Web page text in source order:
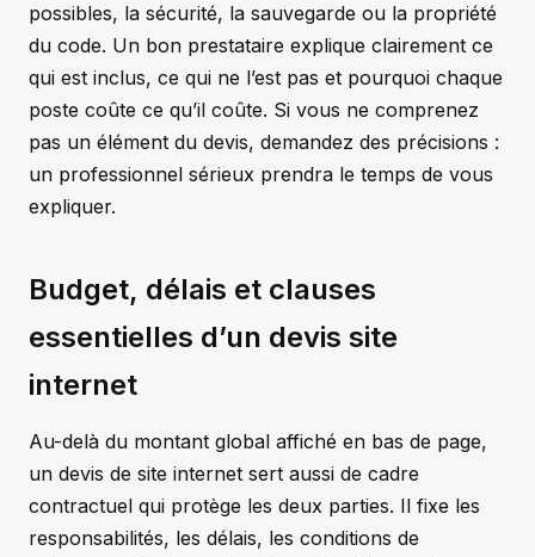
possibles, la sécurité, la sauvegarde ou la propriété
du code. Un bon prestataire explique clairement ce
qui est inclus, ce qui ne l’est pas et pourquoi chaque
poste coûte ce qu’il coûte. Si vous ne comprenez
pas un élément du devis, demandez des précisions :
un professionnel sérieux prendra le temps de vous
expliquer.
Budget, délais et clauses
essentielles d’un devis site
internet
Au-delà du montant global affiché en bas de page,
un devis de site internet sert aussi de cadre
contractuel qui protège les deux parties. Il fixe les
responsabilités, les délais, les conditions de